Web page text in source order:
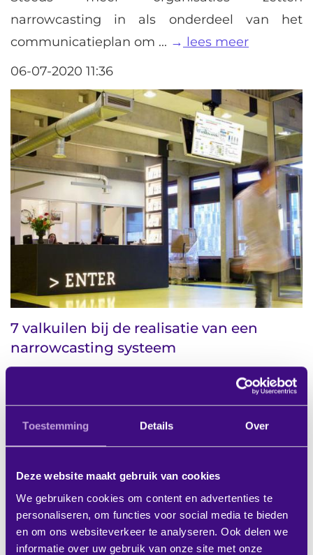
Toestemming Details Over
Deze website maakt gebruik van cookies
We gebruiken cookies om content en advertenties te
personaliseren, om functies voor social media te bieden
en om ons websiteverkeer te analyseren. Ook delen we
informatie over uw gebruik van onze site met onze
narrowcasting in als onderdeel van het
communicatieplan om ...
lees meer
06-07-2020 11:36
7 valkuilen bij de realisatie van een
narrowcasting systeem
Misschien heb je de opdracht gekregen om
een narrowcasting systeem aan te schaffen
voor je ...
lees meer
Gratis advies? BIS|Econocom helpt je
graag verder: